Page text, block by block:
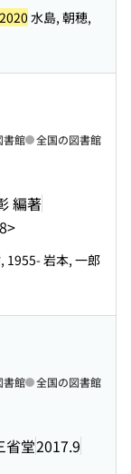
水島, 朝穂,
編著
書館 全国の図書館
1955- 岩本, 一郎
省堂2017.9
書館 全国の図書館